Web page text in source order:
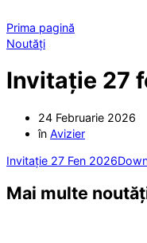
Prima pagină
Noutăți
Invitație 27
24 Februarie 2026
în Avizier
Invitație 27 Fen 2026
Mai multe